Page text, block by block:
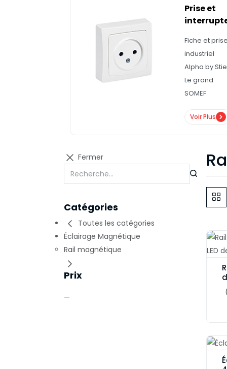
Prise et
Fiche et prise
industriel
Alpha by
Le grand
SOMEF
Voir Plus
Fermer
Catégories
Toutes les catégories
Éclairage Magnétique
Rail magnétique
Prix
—